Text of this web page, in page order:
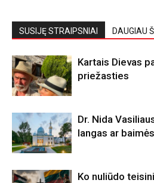
SUSIJĘ STRAIPSNIAI DAUGIAU
Kartais Dievas
priežasties
Dr. Nida
langas ar
Ko nuliūdo